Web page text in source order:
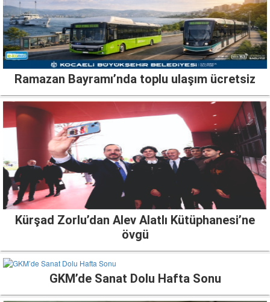
Ramazan Bayramı’nda toplu ulaşım ücretsiz
Kürşad Zorlu’dan Alev Alatlı Kütüphanesi’ne
övgü
GKM’de Sanat Dolu Hafta Sonu